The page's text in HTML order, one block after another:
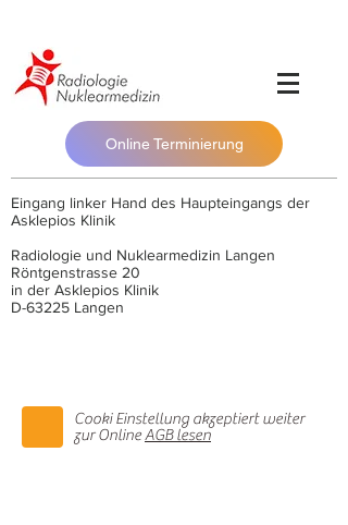
Online Terminierung
Eingang linker Hand des Haupteingangs der
Asklepios Klinik
Radiologie und Nuklearmedizin Langen
Röntgenstrasse 20
in der Asklepios Klinik
D-63225 Langen
Cooki Einstellung akzeptiert weiter
zur OnlineAGB lesen